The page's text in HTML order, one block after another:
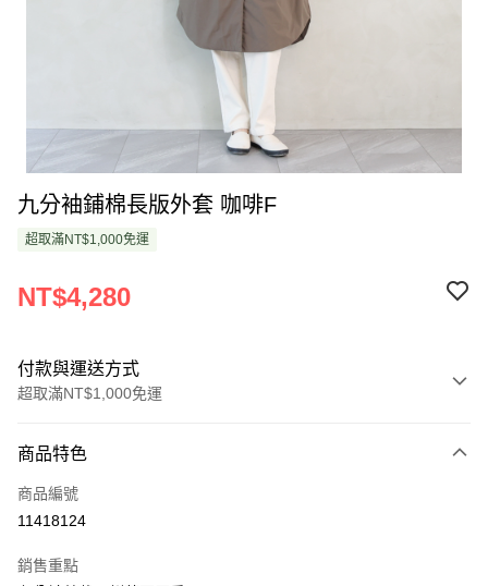
九分袖鋪棉長版外套 咖啡F
超取滿NT$1,000免運
NT$4,280
付款與運送方式
超取滿NT$1,000免運
信用卡一次付款
超商取貨付款
商品特色
商品編號
11418124
銷售重點